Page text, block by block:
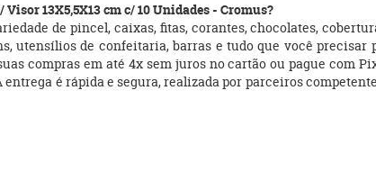
13X5,5X13 cm c/ 10 Unidades - Cromus?
de pincel, caixas, fitas, corantes, chocolates,
utensílios de confeitaria, barras e tudo que você
compras em até 4x sem juros no cartão ou pague com
é rápida e segura, realizada por parceiros